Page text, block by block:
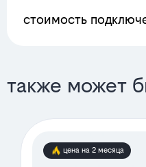
стоимость
также может
цена на 2 месяца